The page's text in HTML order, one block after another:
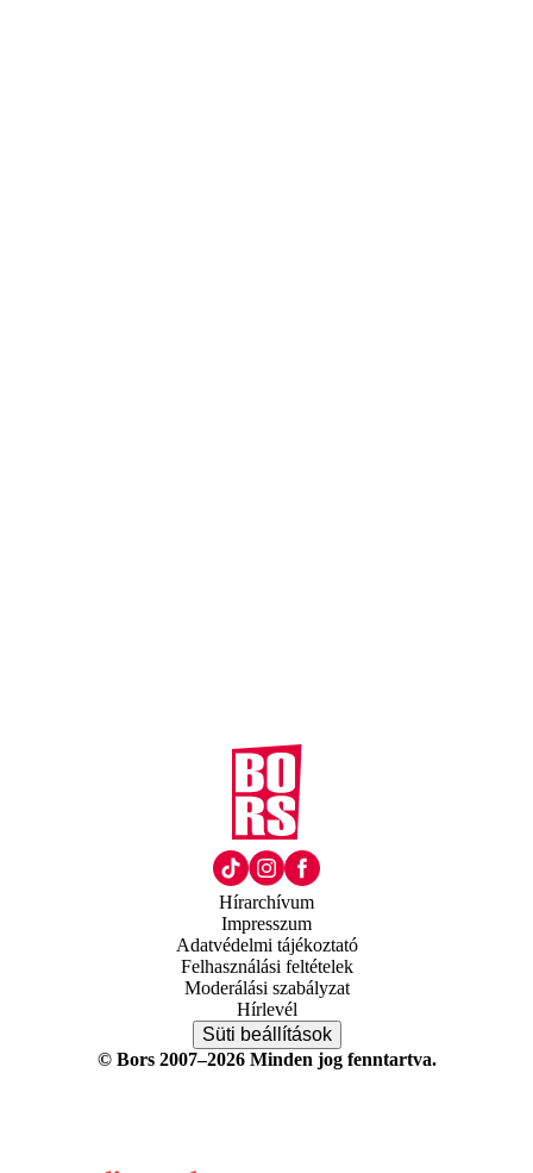
Hírarchívum
Impresszum
Adatvédelmi tájékoztató
Felhasználási feltételek
Moderálási szabályzat
Hírlevél
Süti beállítások
© Bors 2007–2026 Minden jog fenntartva.